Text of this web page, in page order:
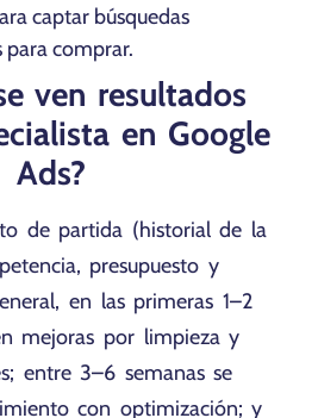
captar búsquedas
para comprar.
ven resultados
en Google
Ads?
de partida (historial de la
presupuesto y
en las primeras 1–2
mejoras por limpieza y
entre 3–6 semanas se
con optimización; y